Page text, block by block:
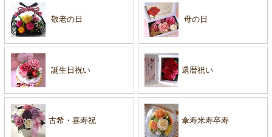
敬老の日 母の日
誕生日祝い 還暦祝い
古希・喜寿祝 傘寿米寿卒寿